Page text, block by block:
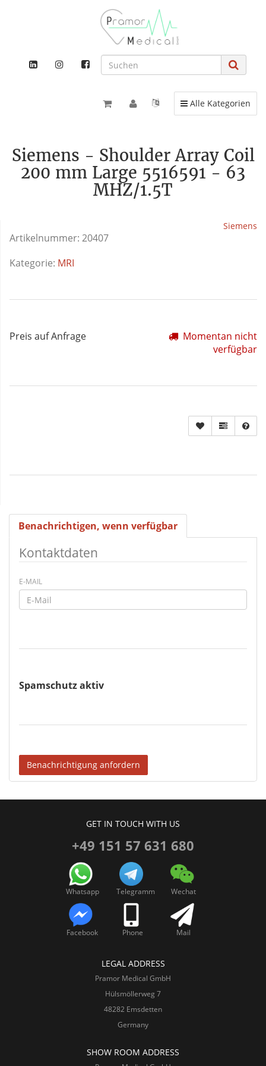
Toggle navigation
Alle Kategorien
Siemens - Shoulder Array Coil
200 mm Large 5516591 - 63
MHZ/1.5T
Siemens
Artikelnummer: 20407
Kategorie: MRI
Preis auf Anfrage
Momentan nicht
verfügbar
Benachrichtigen, wenn verfügbar
Kontaktdaten
E-MAIL
Spamschutz aktiv
Benachrichtigung anfordern
GET IN TOUCH WITH US
+49 151 57 631 680
Whatsapp Telegramm Wechat
Facebook Phone Mail
LEGAL ADDRESS
Pramor Medical GmbH
Hülsmöllerweg 7
48282 Emsdetten
Germany
SHOW ROOM ADDRESS